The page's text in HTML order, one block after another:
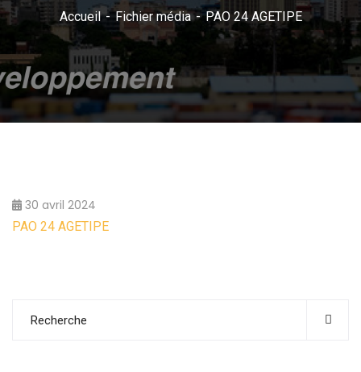
Accueil Fichier média PAO 24 AGETIPE
30 avril 2024
PAO 24 AGETIPE